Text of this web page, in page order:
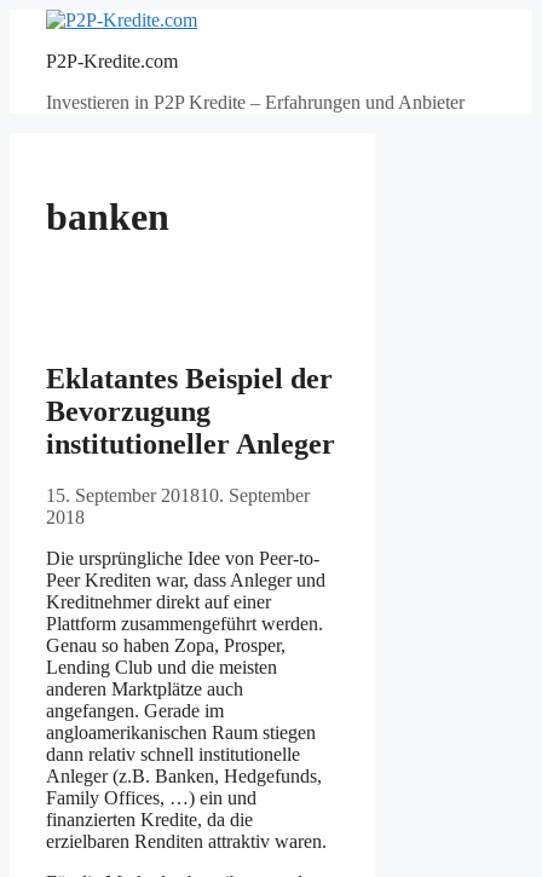
springenP2P-Kredite.com
Investieren in P2P Kredite – Erfahrungen und Anbieter
banken
Eklatantes Beispiel der
Bevorzugung
institutioneller Anleger
15. September 201810. September
2018
Die ursprüngliche Idee von Peer-to-
Peer Krediten war, dass Anleger und
Kreditnehmer direkt auf einer
Plattform zusammengeführt werden.
Genau so haben Zopa, Prosper,
Lending Club und die meisten
anderen Marktplätze auch
angefangen. Gerade im
angloamerikanischen Raum stiegen
dann relativ schnell institutionelle
Anleger (z.B. Banken, Hedgefunds,
Family Offices, …) ein und
finanzierten Kredite, da die
erzielbaren Renditen attraktiv waren.